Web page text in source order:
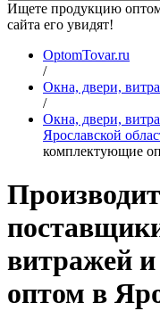
Ищете продукцию
сайта его увидят!
OptomTovar.ru
/
Окна, двери,
/
Окна, двери,
Ярославской
комплектующие
витражей
оптом в